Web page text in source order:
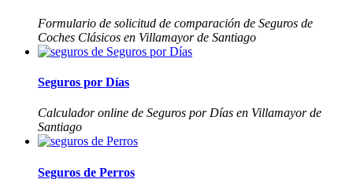
Formulario de solicitud de comparación de Seguros de
Coches Clásicos en Villamayor de Santiago
Seguros por Días
Calculador online de Seguros por Días en Villamayor de
Santiago
Seguros de Perros